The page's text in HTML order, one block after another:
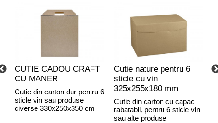
CUTIE CADOU CRAFT
CU MANER
Cutie din carton dur pentru 6
sticle vin sau produse
diverse 330x250x350 cm
Cutie nature pentru 6
sticle cu vin
325x255x180 mm
Cutie din carton cu capac
rabatabil, pentru 6 sticle vin
sau alte produse